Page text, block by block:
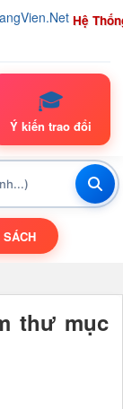
Hệ
🎓
Ý kiến trao đổi
thư mục